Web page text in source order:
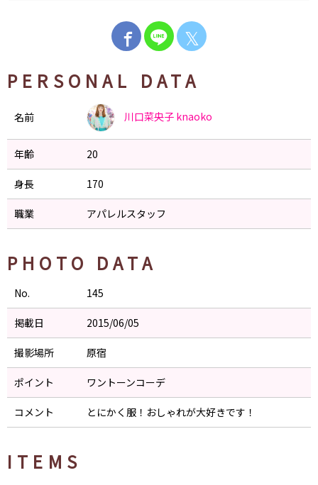
𝕏
PERSONAL DATA
名前 川口菜央子 knaoko
年齢 20
身長 170
職業 アパレルスタッフ
PHOTO DATA
No. 145
掲載日 2015/06/05
撮影場所 原宿
ポイント ワントーンコーデ
コメント とにかく服！おしゃれが大好きです！
ITEMS